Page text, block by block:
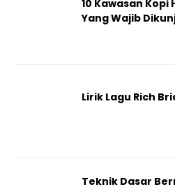
10 Kawasan Kopi
Yang Wajib
Lirik Lagu Rich
Teknik Dasar